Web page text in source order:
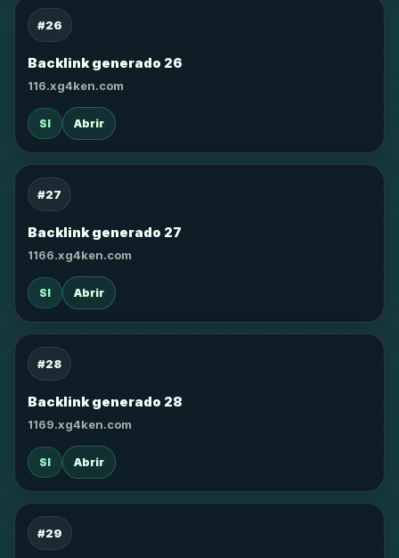
#26
Backlink generado 26
116.xg4ken.com
SI Abrir
#27
Backlink generado 27
1166.xg4ken.com
SI Abrir
#28
Backlink generado 28
1169.xg4ken.com
SI Abrir
#29